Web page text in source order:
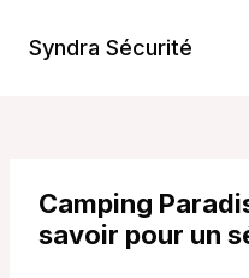
contenu
Syndra Sécurité
Camping
savoir pour un